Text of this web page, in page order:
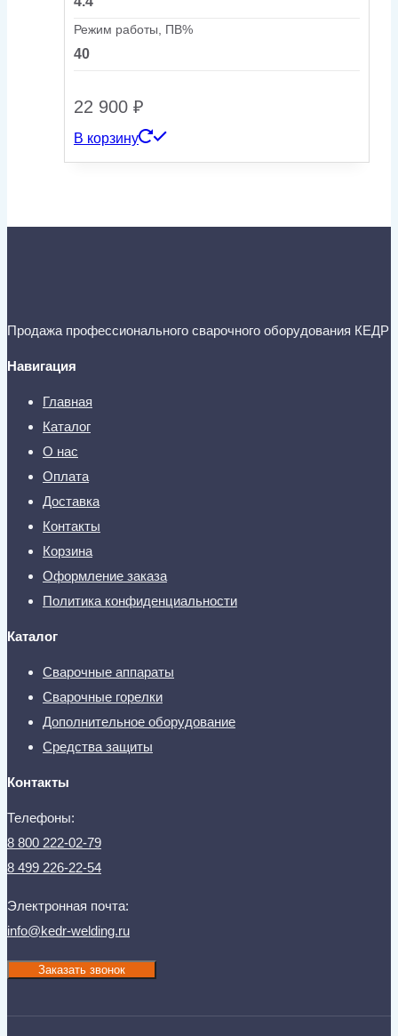
Режим работы, ПВ%
40
22 900 ₽
В корзину
Продажа профессионального сварочного оборудования КЕДР
Навигация
Главная
Каталог
О нас
Оплата
Доставка
Контакты
Корзина
Оформление заказа
Политика конфиденциальности
Каталог
Сварочные аппараты
Сварочные горелки
Дополнительное оборудование
Средства защиты
Контакты
Телефоны:
8 800 222-02-79
8 499 226-22-54
Электронная почта:
info@kedr-welding.ru
Заказать звонок